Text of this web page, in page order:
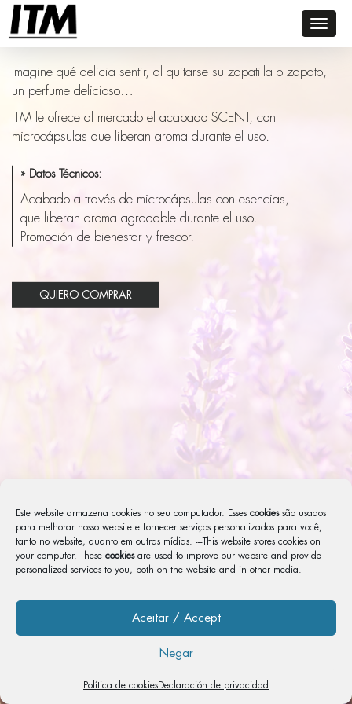
Este website armazena cookies no seu computador. Esses cookies são usados ​​
para melhorar nosso website e fornecer serviços personalizados para você,
tanto no website, quanto em outras mídias. ---This website stores cookies on
your computer. These cookies are used to improve our website and provide
personalized services to you, both on the website and in other media.
Aceitar / Accept
Negar
Política de cookiesDeclaración de privacidad
SCENT
Imagine qué delicia sentir, al quitarse su zapatilla o zapato,
un perfume delicioso…
ITM le ofrece al mercado el acabado SCENT, con
microcápsulas que liberan aroma durante el uso.
» Datos Técnicos:
Acabado a través de microcápsulas con esencias,
que liberan aroma agradable durante el uso.
Promoción de bienestar y frescor.
QUIERO COMPRAR